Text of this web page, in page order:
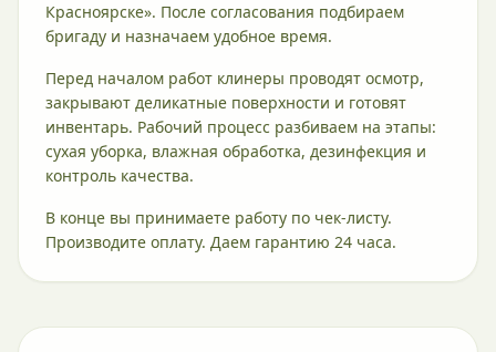
Красноярске». После согласования подбираем
бригаду и назначаем удобное время.
Перед началом работ клинеры проводят осмотр,
закрывают деликатные поверхности и готовят
инвентарь. Рабочий процесс разбиваем на этапы:
сухая уборка, влажная обработка, дезинфекция и
контроль качества.
В конце вы принимаете работу по чек-листу.
Производите оплату. Даем гарантию 24 часа.